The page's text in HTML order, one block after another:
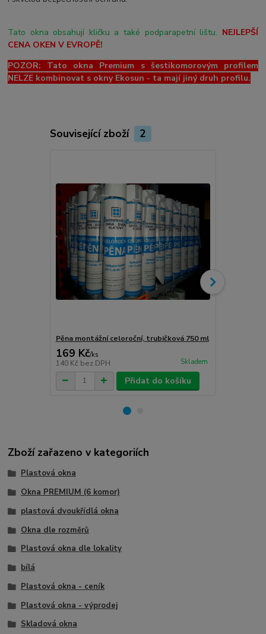
Tato okna obsahují kličku a také podparapetní lištu. NEJLEPŠÍ
CENA OKEN V EVROPĚ!
POZOR: Tato okna Premium s šestikomorovým profilem
NELZE kombinovat s okny Ekosun - ta mají jiný druh profilu.
Související zboží 2
Pěna montážní celoroční, trubičková 750 ml
169 Kč/ks
140 Kč bez DPH Skladem
Přidat do košíku
Zboží zařazeno v kategoriích
Plastová okna
Okna PREMIUM (6 komor)
plastová dvoukřídlá okna
Okna dle rozměrů
Plastová okna dle lokality
bílá
Plastová okna - ceník
Plastová okna - výprodej
Skladová okna